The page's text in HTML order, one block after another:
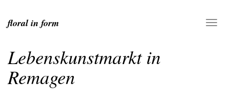
floral in form
Lebenskunstmarkt in
Remagen